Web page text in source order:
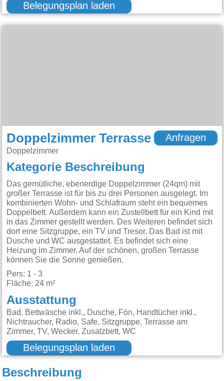
Belegungsplan laden
Doppelzimmer Terrasse
Doppelzimmer
Anfragen
Kategorie Beschreibung
Das gemütliche, ebenerdige Doppelzimmer (24qm) mit
großer Terrasse ist für bis zu drei Personen ausgelegt. Im
kombinierten Wohn- und Schlafraum steht ein bequemes
Doppelbett. Außerdem kann ein Zustellbett für ein Kind mit
in das Zimmer gestellt werden. Des Weiteren befindet sich
dort eine Sitzgruppe, ein TV und Tresor. Das Bad ist mit
Dusche und WC ausgestattet. Es befindet sich eine
Heizung im Zimmer. Auf der schönen, großen Terrasse
können Sie die Sonne genießen.
Pers: 1 - 3
Fläche: 24 m²
Ausstattung
Bad, Bettwäsche inkl., Dusche, Fön, Handtücher inkl.,
Nichtraucher, Radio, Safe, Sitzgruppe, Terrasse am
Zimmer, TV, Wecker, Zusatzbett, WC
Belegungsplan laden
Beschreibung